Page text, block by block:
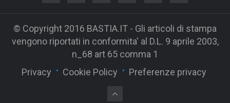
© Copyright 2016 BASTIA.IT - Gli articoli di stampa
vengono riportati in conformita' al D.L. 9 aprile 2003,
n_68 art 65 comma 1
Privacy
Cookie Policy Preferenze privacy